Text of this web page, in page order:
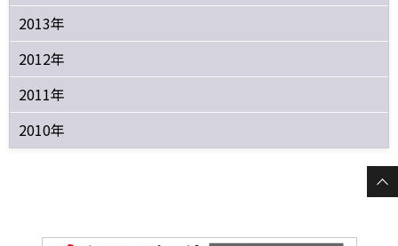
2013年
2012年
2011年
2010年